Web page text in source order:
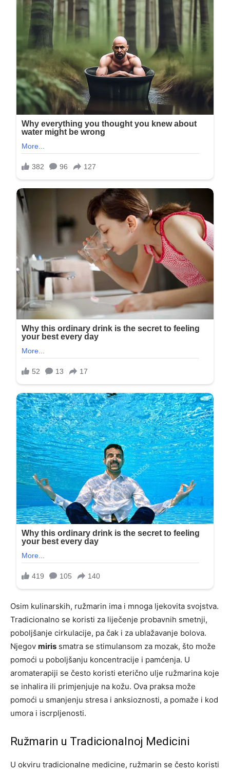
Osim kulinarskih, ružmarin ima i mnoga ljekovita svojstva.
Tradicionalno se koristi za liječenje probavnih smetnji,
poboljšanje cirkulacije, pa čak i za ublažavanje bolova.
Njegov miris smatra se stimulansom za mozak, što može
pomoći u poboljšanju koncentracije i pamćenja. U
aromaterapiji se često koristi eterično ulje ružmarina koje
se inhalira ili primjenjuje na kožu. Ova praksa može
pomoći u smanjenju stresa i anksioznosti, a pomaže i kod
umora i iscrpljenosti.
Ružmarin u Tradicionalnoj Medicini
U okviru tradicionalne medicine, ružmarin se često koristi